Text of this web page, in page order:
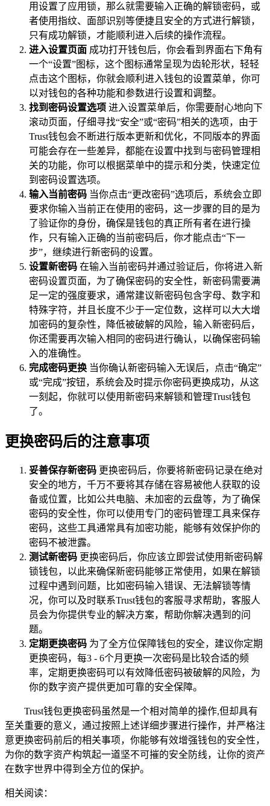
用设置了应用锁，那么就需要输入正确的解锁密码，或
者使用指纹、面部识别等便捷且安全的方式进行解锁，
只有成功解锁，才能顺利进入后续的操作流程。
进入设置页面 成功打开钱包后，你会看到界面右下角有
一个“设置”图标，这个图标通常呈现为齿轮形状，轻轻
点击这个图标，你就会顺利进入钱包的设置菜单，你可
以对钱包的各种功能和参数进行设置和调整。
找到密码设置选项 进入设置菜单后，你需要耐心地向下
滚动页面，仔细寻找“安全”或“密码”相关的选项，由于
Trust钱包会不断进行版本更新和优化，不同版本的界面
可能会存在一些差异，都能在设置中找到与密码管理相
关的功能，你可以根据菜单中的提示和分类，快速定位
到密码设置选项。
输入当前密码 当你点击“更改密码”选项后，系统会立即
要求你输入当前正在使用的密码，这一步骤的目的是为
了验证你的身份，确保是钱包的真正所有者在进行操
作，只有输入正确的当前密码后，你才能点击“下一
步”，继续进行新密码的设置。
设置新密码 在输入当前密码并通过验证后，你将进入新
密码设置页面，为了确保密码的安全性，新密码需要满
足一定的强度要求，通常建议新密码包含字母、数字和
特殊字符，并且长度不少于一定位数，这样可以大大增
加密码的复杂性，降低被破解的风险，输入新密码后，
你还需要再次输入相同的密码进行确认，以确保密码输
入的准确性。
完成密码更换 当你确认新密码输入无误后，点击“确定”
或“完成”按钮，系统会及时提示你密码更换成功，从这
一刻起，你就可以使用新密码来解锁和管理Trust钱包
了。
更换密码后的注意事项
妥善保存新密码 更换密码后，你要将新密码记录在绝对
安全的地方，千万不要将其存储在容易被他人获取的设
备或位置，比如公共电脑、未加密的云盘等，为了确保
密码的安全性，你可以使用专门的密码管理工具来保存
密码，这些工具通常具有加密功能，能够有效保护你的
密码不被泄露。
测试新密码 更换密码后，你应该立即尝试使用新密码解
锁钱包，以此来确保新密码能够正常使用，如果在解锁
过程中遇到问题，比如密码输入错误、无法解锁等情
况，你可以及时联系Trust钱包的客服寻求帮助，客服人
员会为你提供专业的解决方案，帮助你解决遇到的问
题。
定期更换密码 为了全方位保障钱包的安全，建议你定期
更换密码，每3 - 6个月更换一次密码是比较合适的频
率，定期更换密码可以有效降低密码被破解的风险，为
你的数字资产提供更加可靠的安全保障。
Trust钱包更换密码虽然是一个相对简单的操作,但却具有
至关重要的意义，通过按照上述详细步骤进行操作，并严格注
意更换密码前后的相关事项，你能够有效增强钱包的安全性，
为你的数字资产构筑起一道坚不可摧的安全防线，让你的资产
在数字世界中得到全方位的保护。
相关阅读：